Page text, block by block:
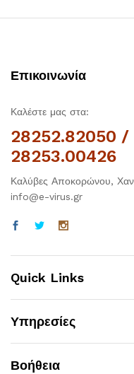
Επικοινωνία
Καλέστε μας στα:
28252.82050 /
28253.00426
Καλύβες Αποκορώνου,
info@e-virus.gr
Quick Links
Υπηρεσίες
Βοήθεια